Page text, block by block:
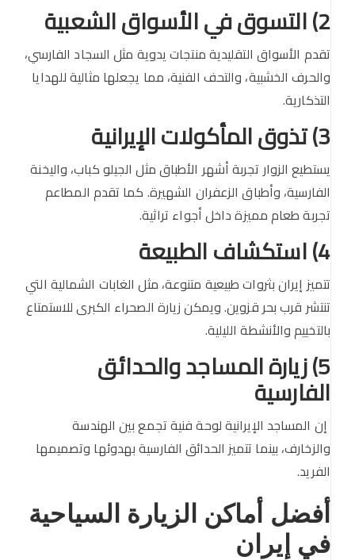
2) التسوق في الأسواق الشعبية
تقدم الأسواق التقليدية منتجات يدوية مثل السجاد الفارسي،
والحرف الخشبية، والتحف الفنية، مما يجعلها مثالية للهدايا
التذكارية.
3) تذوق المأكولات الإيرانية
يستطيع الزوار تجربة أشهر الأطباق مثل الجيلو كباب، واليخنة
الفارسية، وأطباق الزعفران الشهيرة. كما تقدم المطاعم
تجربة طعام مميزة داخل أجواء تراثية.
4) استكشاف الطبيعة
تتميز إيران بثروات طبيعية متنوعة، مثل الغابات الشمالية التي
تنتشر قرب بحر قزوين. ويمكن زيارة الصحراء الكبرى للاستمتاع
بالتخييم والأنشطة الليلية.
5) زيارة المساجد والحدائق
الفارسية
إن المساجد الإيرانية لوحة فنية تجمع بين الهندسة
والزخارف، بينما تتميز الحدائق الفارسية بهدوئها وتصميمها
الفريد.
أفضل أماكن الزيارة السياحية
في إيران